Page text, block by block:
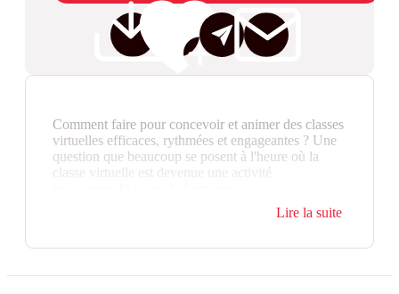
Comment faire pour concevoir et animer des classes
virtuelles efficaces, rythmées et engageantes ? Une
question que beaucoup se posent à l'heure où la
classe virtuelle est devenue une activité
Cette formation vous apporte toutes les clés pour
avec le groupe pour en tirer profit lors de vos
Lire la suite